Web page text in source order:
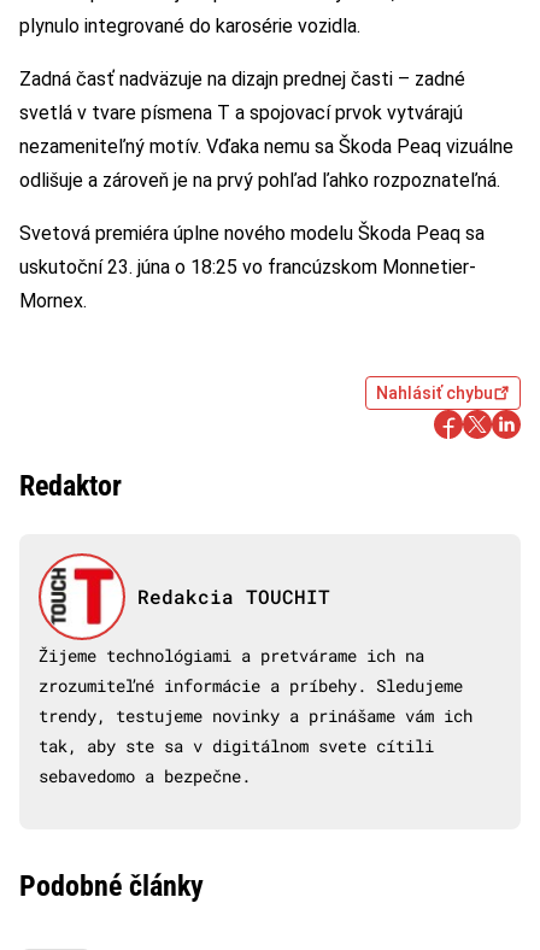
plynulo integrované do karosérie vozidla.
Zadná časť nadväzuje na dizajn prednej časti – zadné
svetlá v tvare písmena T a spojovací prvok vytvárajú
nezameniteľný motív. Vďaka nemu sa Škoda Peaq vizuálne
odlišuje a zároveň je na prvý pohľad ľahko rozpoznateľná.
Svetová premiéra úplne nového modelu Škoda Peaq sa
uskutoční 23. júna o 18:25 vo francúzskom Monnetier-
Mornex.
Nahlásiť chybu
Redaktor
Redakcia TOUCHIT
Žijeme technológiami a pretvárame ich na
zrozumiteľné informácie a príbehy. Sledujeme
trendy, testujeme novinky a prinášame vám ich
tak, aby ste sa v digitálnom svete cítili
sebavedomo a bezpečne.
Podobné články